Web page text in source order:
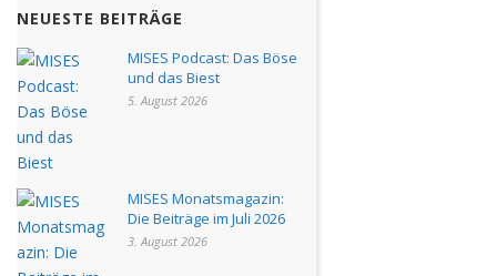
NEUESTE BEITRÄGE
MISES Podcast: Das Böse
und das Biest
5. August 2026
MISES Monatsmagazin:
Die Beiträge im Juli 2026
3. August 2026